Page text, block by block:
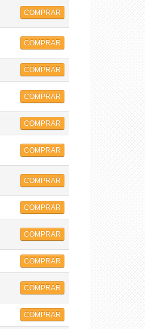
COMPRAR
COMPRAR
COMPRAR
COMPRAR
COMPRAR
COMPRAR
COMPRAR
COMPRAR
COMPRAR
COMPRAR
COMPRAR
COMPRAR